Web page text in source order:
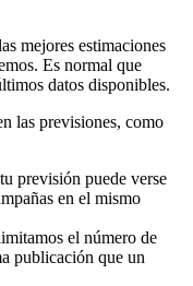
mejores estimaciones
Es normal que
datos disponibles.
las previsiones, como
previsión puede verse
en el mismo
el número de
publicación que un